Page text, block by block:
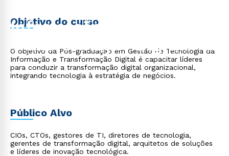
Informação e
Transformação Digital - 6
meses
Objetivo do curso
O objetivo da Pós-graduação em Gestão de Tecnologia da
Informação e Transformação Digital é capacitar líderes
para conduzir a transformação digital organizacional,
integrando tecnologia à estratégia de negócios.
Público Alvo
CIOs, CTOs, gestores de TI, diretores de tecnologia,
gerentes de transformação digital, arquitetos de soluções
e líderes de inovação tecnológica.